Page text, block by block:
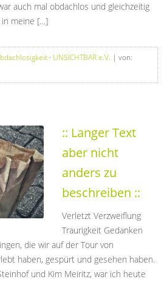
auch mal obdachlos und gleichzeitig
meine […]
· UNSICHTBAR e.V. | von:
:: Langer Text
aber nicht
anders zu
beschreiben ::
Verletzt Verzweiflung
Traurigkeit Gedanken
die wir auf der Tour von
haben, gespürt und gesehen haben.
und Kim Meiritz, war ich heute